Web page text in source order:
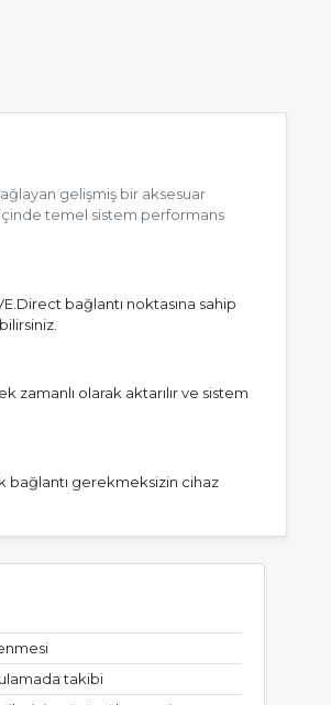
gelişmiş bir aksesuar
temel sistem performans
bağlantı noktasına sahip
olarak aktarılır ve sistem
bağlantı gerekmeksizin cihaz
takibi